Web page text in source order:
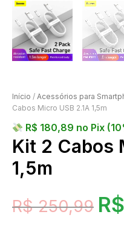
Início / Acessórios para
Cabos Micro USB 2.1A 1,5m
R$ 180,89 no Pix
Kit 2 Cabos
1,5m
R$250,99 R$